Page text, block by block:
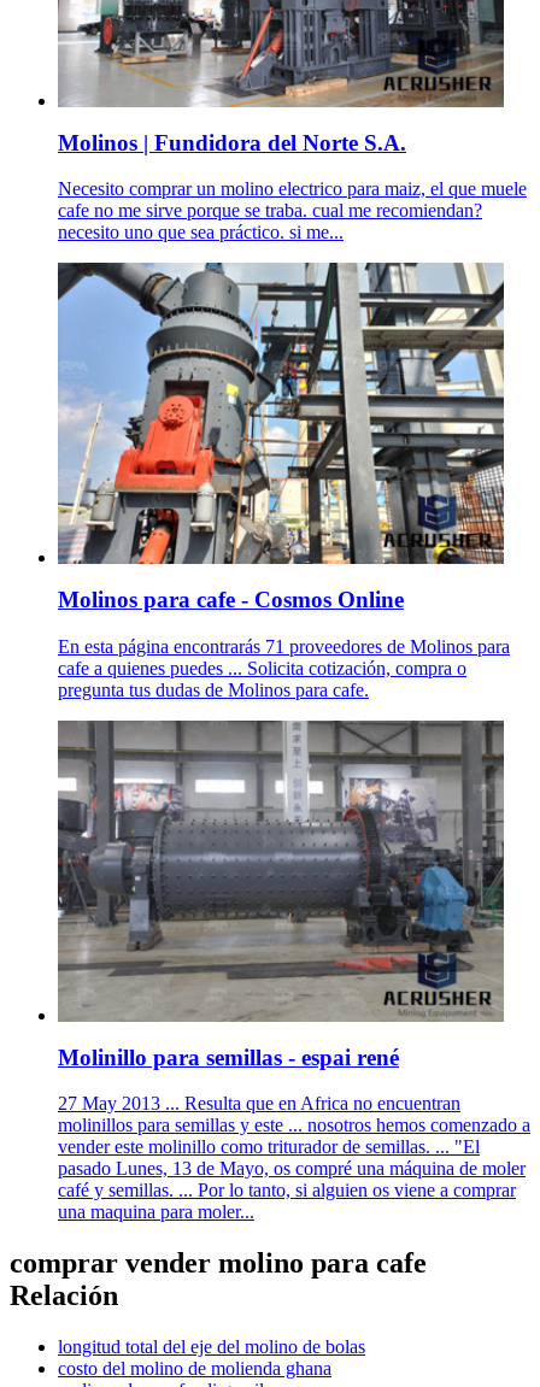
Molinos | Fundidora del Norte S.A.
Necesito comprar un molino electrico para maiz, el que muele
cafe no me sirve porque se traba. cual me recomiendan?
necesito uno que sea práctico. si me...
Molinos para cafe - Cosmos Online
En esta página encontrarás 71 proveedores de Molinos para
cafe a quienes puedes ... Solicita cotización, compra o
pregunta tus dudas de Molinos para cafe.
Molinillo para semillas - espai rené
27 May 2013 ... Resulta que en Africa no encuentran
molinillos para semillas y este ... nosotros hemos comenzado a
vender este molinillo como triturador de semillas. ... "El
pasado Lunes, 13 de Mayo, os compré una máquina de moler
café y semillas. ... Por lo tanto, si alguien os viene a comprar
una maquina para moler...
comprar vender molino para cafe
Relación
longitud total del eje del molino de bolas
costo del molino de molienda ghana